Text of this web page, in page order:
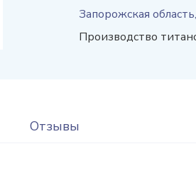
Запорожская
Производство
Отзывы